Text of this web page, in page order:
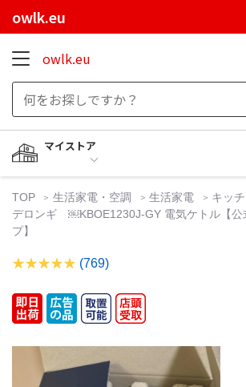
owlk.eu
owlk.eu
マイストア
TOP 生活家電・空調 生活家電 キッ
デロンギ ￼KBOE1230J-GY 電気ケトル【公
プ】
(769)